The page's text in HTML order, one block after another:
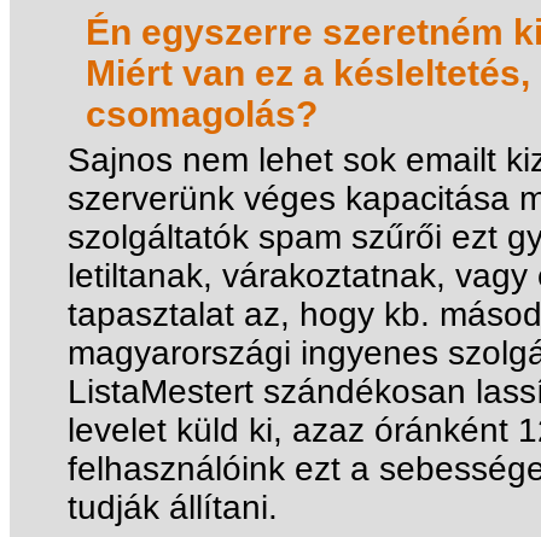
Én egyszerre szeretném
Miért van ez a
csomagolás?
Sajnos nem lehet sok emailt
szerverünk véges kapacitása
szolgáltatók spam szűrői ezt
letiltanak, várakoztatnak,
tapasztalat az, hogy kb.
magyarországi ingyenes
ListaMestert szándékosan
levelet küld ki, azaz óránként
felhasználóink ezt a
tudják állítani.